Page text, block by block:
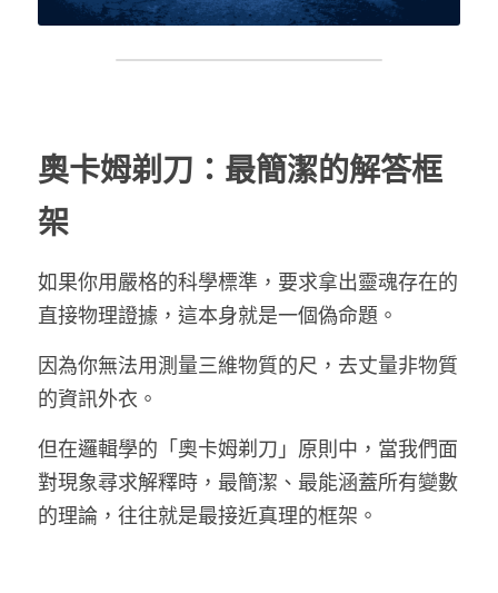
奧卡姆剃刀：最簡潔的解答框
架
如果你用嚴格的科學標準，要求拿出靈魂存在的
直接物理證據，這本身就是一個偽命題。
因為你無法用測量三維物質的尺，去丈量非物質
的資訊外衣。
但在邏輯學的「奧卡姆剃刀」原則中，當我們面
對現象尋求解釋時，最簡潔、最能涵蓋所有變數
的理論，往往就是最接近真理的框架。